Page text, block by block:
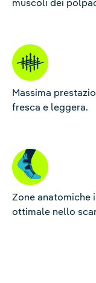
muscoli dei
Massima
fresca e leggera.
Zone anatomiche
ottimale nello